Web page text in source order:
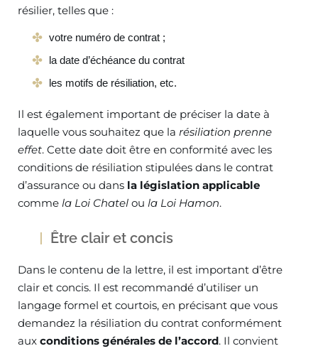
résilier, telles que :
votre numéro de contrat ;
la date d’échéance du contrat
les motifs de résiliation, etc.
Il est également important de préciser la date à
laquelle vous souhaitez que la résiliation prenne
effet. Cette date doit être en conformité avec les
conditions de résiliation stipulées dans le contrat
d’assurance ou dans la législation applicable
comme la Loi Chatel ou la Loi Hamon.
Être clair et concis
Dans le contenu de la lettre, il est important d’être
clair et concis. Il est recommandé d’utiliser un
langage formel et courtois, en précisant que vous
demandez la résiliation du contrat conformément
aux conditions générales de l’accord. Il convient